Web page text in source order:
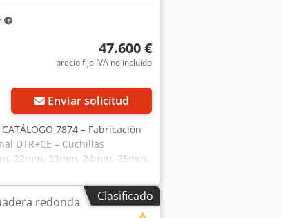
47.600 €
precio fijo IVA no incluído
Enviar solicitud
7874 – Fabricación
DTR+CE – Cuchillas
22mm, 23mm, 24mm, 25mm,
usada, no repintada Datos
de la madera antes del
lado – Longitud mínima del
Clasificado
redonda